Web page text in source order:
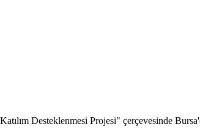
Desteklenmesi Projesi" çerçevesinde